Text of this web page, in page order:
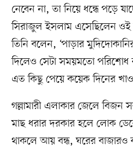
নেবেন না, তা নিয়ে ধন্ধে পড়ে
সিরাজুল ইসলাম এসেছিলেন ওই
তিনি বলেন, ‘পাড়ার
দিলেও সেটা সময়মতো পরিশোধ
এত কিছু পেয়ে কয়েক দিনের
গল্লামারী এলাকার জেলে বিজন
মাছ ধরার দরকার হলে লোক
থাকলে আয় বন্ধ, ঘরের বাজারও